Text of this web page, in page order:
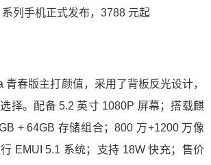
青春版主打颜值，采用了背板反光设计，
择。配备 5.2 英寸 1080P 屏幕；搭载麒
+ 64GB 存储组合；800 万+1200 万像
EMUI 5.1 系统；支持 18W 快充；售价